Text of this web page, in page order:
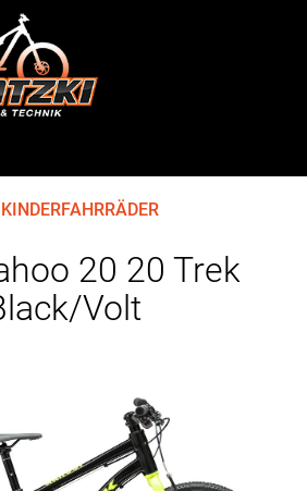
KINDERFAHRRÄDER
20 20 Trek
Volt